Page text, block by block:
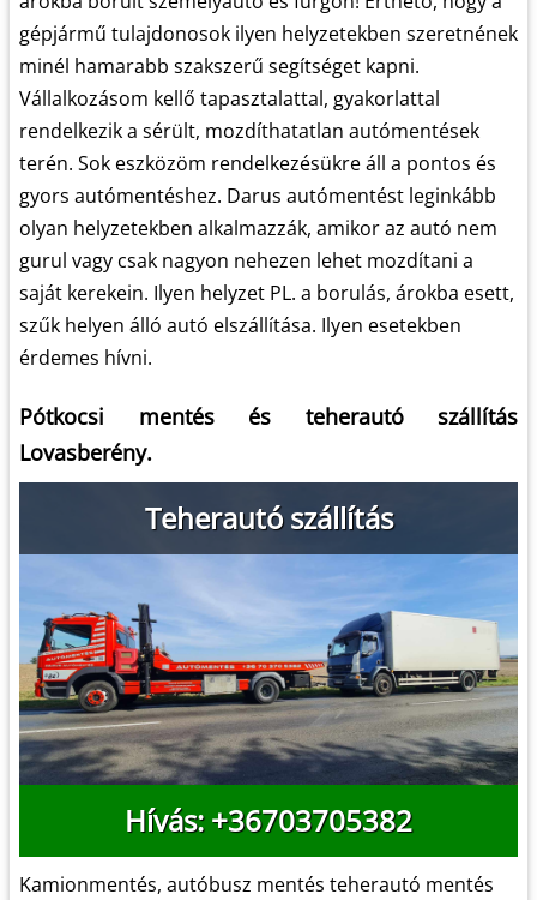
gépjármű tulajdonosok ilyen helyzetekben szeretnének
minél hamarabb szakszerű segítséget kapni.
Vállalkozásom kellő tapasztalattal, gyakorlattal
rendelkezik a sérült, mozdíthatatlan autómentések
terén. Sok eszközöm rendelkezésükre áll a pontos és
gyors autómentéshez. Darus autómentést leginkább
olyan helyzetekben alkalmazzák, amikor az autó nem
gurul vagy csak nagyon nehezen lehet mozdítani a
saját kerekein. Ilyen helyzet PL. a borulás, árokba esett,
szűk helyen álló autó elszállítása. Ilyen esetekben
érdemes hívni.
Pótkocsi mentés és teherautó szállítás
Lovasberény.
Teherautó szállítás
Hívás: +36703705382
Kamionmentés, autóbusz mentés teherautó mentés